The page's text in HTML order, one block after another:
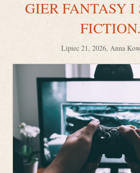
GIER FANTASY I
FICTION.
Lipiec 21, 2026, Anna